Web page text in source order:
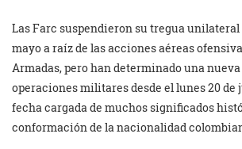
Las Farc suspendieron su tregua unilateral
mayo a raíz de las acciones aéreas
Armadas, pero han determinado una
operaciones militares desde el lunes 20 de
fecha cargada de muchos significados
conformación de la nacionalidad